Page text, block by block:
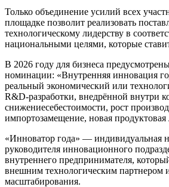
Только объединение усилий всех
площадке позволит реализовать
технологическому лидерству в
национальными целями, которые
В 2026 году для бизнеса
номинации: «Внутренняя инновация
реальный экономический или
R&D-разработки, внедрённой внутри
снижениесебестоимости, рост
импортозамещение, новая продуктовая
«Инноватор года» — индивидуальная
руководителя инновационного
внутреннего предпринимателя,
внешним технологическим партнером
масштабирования.